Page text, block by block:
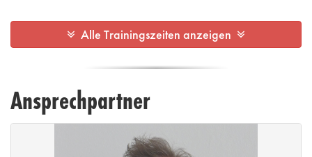
Alle Trainingszeiten anzeigen
Ansprechpartner